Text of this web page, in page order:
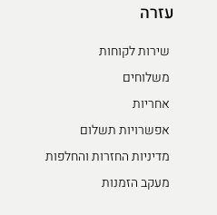
עזרה
שירות לקוחות
משלוחים
אחריות
אפשרויות תשלום
מדיניות החזרות והחלפות
מעקב הזמנות